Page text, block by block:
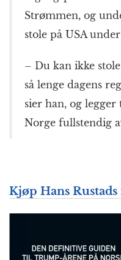
Strømmen, og
stole på USA
– Du kan ikke
så lenge dagens
sier han, og
Norge fullstendig
Kjøp Hans